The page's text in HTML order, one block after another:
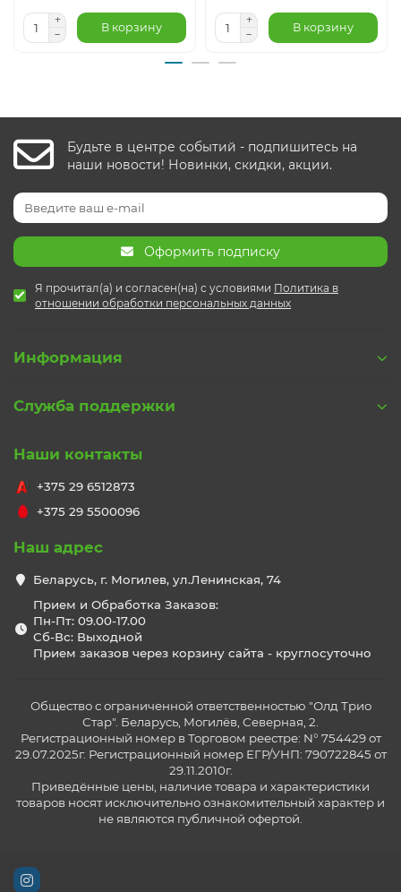
В корзину В корзину
Будьте в центре событий - подпишитесь на
наши новости! Новинки, скидки, акции.
Оформить подписку
Я прочитал(а) и согласен(на) с условиями Политика в
отношении обработки персональных данных
Информация
Служба поддержки
Наши контакты
+375 29 6512873
+375 29 5500096
Наш адрес
Беларусь, г. Могилев, ул.Ленинская, 74
Прием и Обработка Заказов:
Пн-Пт: 09.00-17.00
Сб-Вс: Выходной
Прием заказов через корзину сайта - круглосуточно
Общество с ограниченной ответственностью "Олд Трио
Стар". Беларусь, Могилёв, Северная, 2.
Регистрационный номер в Торговом реестре: N° 754429 от
29.07.2025г. Регистрационный номер ЕГР/УНП: 790722845 от
29.11.2010г.
Приведённые цены, наличие товара и характеристики
товаров носят исключительно ознакомительный характер и
не являются публичной офертой.